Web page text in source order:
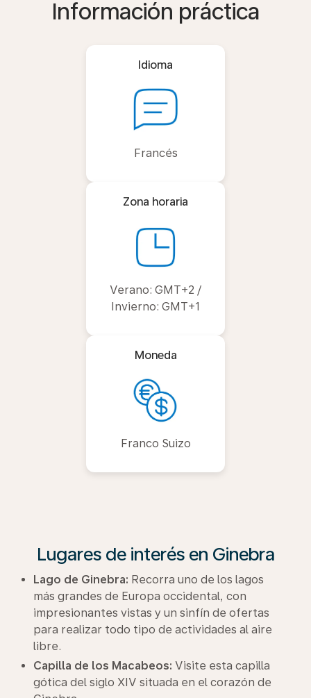
Información práctica
Idioma
Francés
Zona horaria
Verano: GMT+2 /
Invierno: GMT+1
Moneda
Franco Suizo
Lugares de interés en Ginebra
Lago de Ginebra: Recorra uno de los lagos
más grandes de Europa occidental, con
impresionantes vistas y un sinfín de ofertas
para realizar todo tipo de actividades al aire
libre.
Capilla de los Macabeos: Visite esta capilla
gótica del siglo XIV situada en el corazón de